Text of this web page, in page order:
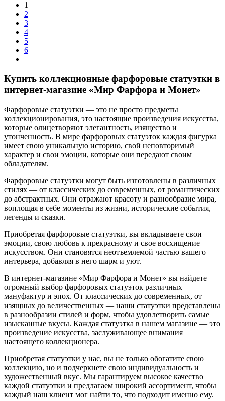
1
2
3
4
5
6
Купить коллекционные фарфоровые статуэтки в
интернет-магазине «Мир Фарфора и Монет»
Фарфоровые статуэтки — это не просто предметы
коллекционирования, это настоящие произведения искусства,
которые олицетворяют элегантность, изящество и
утонченность. В мире фарфоровых статуэток каждая фигурка
имеет свою уникальную историю, свой неповторимый
характер и свои эмоции, которые они передают своим
обладателям.
Фарфоровые статуэтки могут быть изготовлены в различных
стилях — от классических до современных, от романтических
до абстрактных. Они отражают красоту и разнообразие мира,
воплощая в себе моменты из жизни, исторические события,
легенды и сказки.
Приобретая фарфоровые статуэтки, вы вкладываете свои
эмоции, свою любовь к прекрасному и свое восхищение
искусством. Они становятся неотъемлемой частью вашего
интерьера, добавляя в него шарм и уют.
В интернет-магазине «Мир Фарфора и Монет» вы найдете
огромный выбор фарфоровых статуэток различных
мануфактур и эпох. От классических до современных, от
изящных до величественных — наши статуэтки представлены
в разнообразии стилей и форм, чтобы удовлетворить самые
изысканные вкусы. Каждая статуэтка в нашем магазине — это
произведение искусства, заслуживающее внимания
настоящего коллекционера.
Приобретая статуэтки у нас, вы не только обогатите свою
коллекцию, но и подчеркнете свою индивидуальность и
художественный вкус. Мы гарантируем высокое качество
каждой статуэтки и предлагаем широкий ассортимент, чтобы
каждый наш клиент мог найти то, что подходит именно ему.